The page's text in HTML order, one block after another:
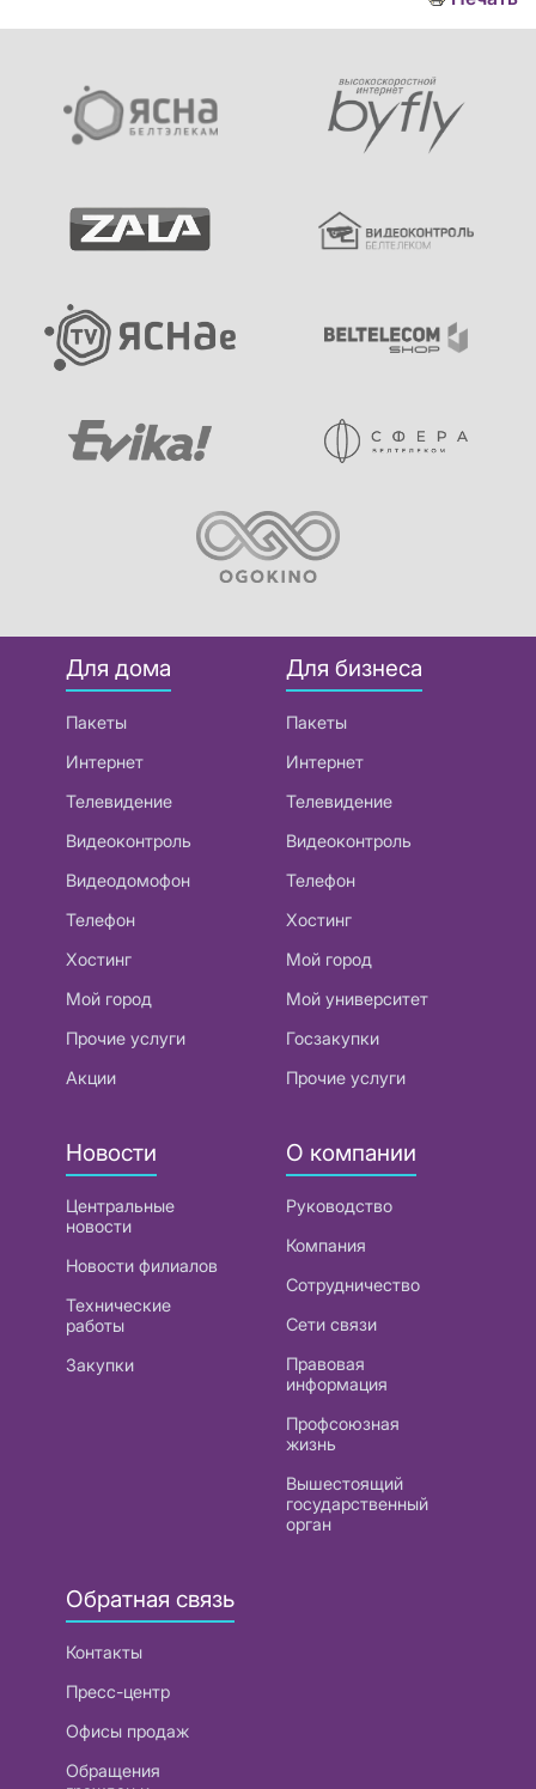
Для дома
Пакеты
Интернет
Телевидение
Видеоконтроль
Видеодомофон
Телефон
Хостинг
Мой город
Прочие услуги
Акции
Для бизнеса
Пакеты
Интернет
Телевидение
Видеоконтроль
Телефон
Хостинг
Мой город
Мой университет
Госзакупки
Прочие услуги
Новости
Центральные
новости
Новости филиалов
Технические
работы
Закупки
О компании
Руководство
Компания
Сотрудничество
Сети связи
Правовая
информация
Профсоюзная
жизнь
Вышестоящий
государственный
орган
Обратная связь
Контакты
Пресс-центр
Офисы продаж
Обращения